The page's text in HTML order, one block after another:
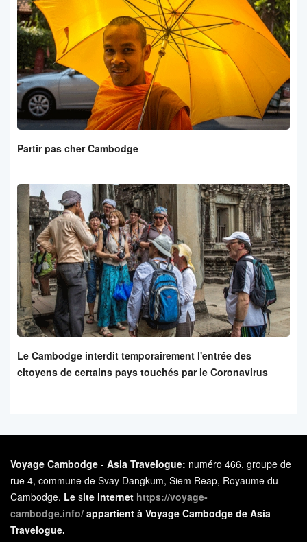
Partir pas cher Cambodge
Le Cambodge interdit temporairement l'entrée des
citoyens de certains pays touchés par le Coronavirus
Voyage Cambodge - Asia Travelogue: numéro 466, groupe de
rue 4, commune de Svay Dangkum, Siem Reap, Royaume du
Cambodge. Le site internet https://voyage-
cambodge.info/ appartient à Voyage Cambodge de Asia
Travelogue.